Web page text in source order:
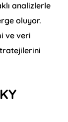
analizlerle
oluyor.
ve veri